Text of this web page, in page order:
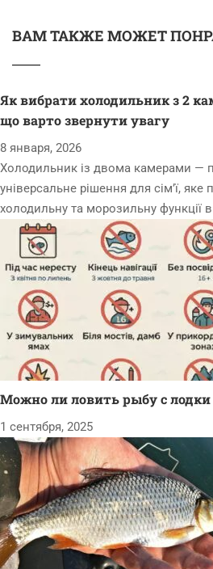
ВАМ ТАКЖЕ МОЖЕТ
Як вибрати холодильник з 2
що варто звернути увагу
8 января, 2026
Холодильник із двома камерами —
універсальне рішення для сім’ї, яке
холодильну та морозильну функції
Можно ли ловить рыбу с лодки
1 сентября, 2025